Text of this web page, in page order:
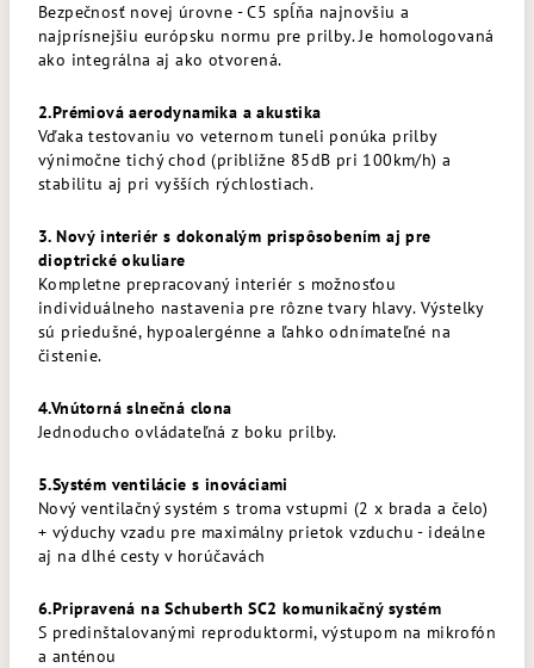
Bezpečnosť novej úrovne - C5 spĺňa najnovšiu a
najprísnejšiu európsku normu pre prilby. Je homologovaná
ako integrálna aj ako otvorená.
2.Prémiová aerodynamika a akustika
Vďaka testovaniu vo veternom tuneli ponúka prilby
výnimočne tichý chod (približne 85dB pri 100km/h) a
stabilitu aj pri vyšších rýchlostiach.
3. Nový interiér s dokonalým prispôsobením aj pre
dioptrické okuliare
Kompletne prepracovaný interiér s možnosťou
individuálneho nastavenia pre rôzne tvary hlavy. Výstelky
sú priedušné, hypoalergénne a ľahko odnímateľné na
čistenie.
4.Vnútorná slnečná clona
Jednoducho ovládateľná z boku prilby.
5.Systém ventilácie s inováciami
Nový ventilačný systém s troma vstupmi (2 x brada a čelo)
+ výduchy vzadu pre maximálny prietok vzduchu - ideálne
aj na dlhé cesty v horúčavách
6.Pripravená na Schuberth SC2 komunikačný systém
S predinštalovanými reproduktormi, výstupom na mikrofón
a anténou